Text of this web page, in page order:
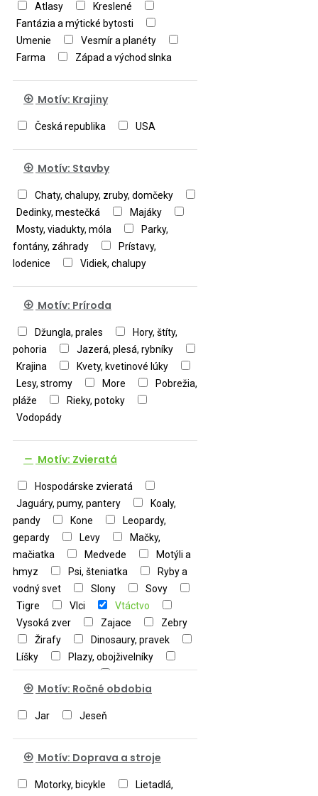
Atlasy
Kreslené
Fantázia a mýtické bytosti
Umenie
Vesmír a planéty
Farma
Západ a východ slnka
Motív: Krajiny
Česká republika USA
Motív: Stavby
Chaty, chalupy, zruby, domčeky
Dedinky, mestečká
Majáky
Mosty, viadukty, móla
Parky,
fontány, záhrady
Prístavy,
lodenice
Vidiek, chalupy
Motív: Príroda
Džungla, prales
Hory, štíty,
pohoria
Jazerá, plesá, rybníky
Krajina
Kvety, kvetinové lúky
Lesy, stromy
More
Pobrežia,
pláže
Rieky, potoky
Vodopády
Motív: Zvieratá
Hospodárske zvieratá
Jaguáry, pumy, pantery
Koaly,
pandy
Kone
Leopardy,
gepardy
Levy
Mačky,
mačiatka
Medvede
Motýli a
hmyz
Psi, šteniatka
Ryby a
vodný svet
Slony
Sovy
Tigre
Vlci
Vtáctvo
Vysoká zver
Zajace
Zebry
Žirafy
Dinosaury, pravek
Líšky
Plazy, obojživelníky
Tučniaky, tulene
Ostatné
zvieratáMotív: Ročné obdobia
Jar Jeseň
Motív: Doprava a stroje
Motorky, bicykle Lietadlá,